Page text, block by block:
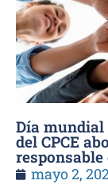
Día
del CPCE
mayo 2,